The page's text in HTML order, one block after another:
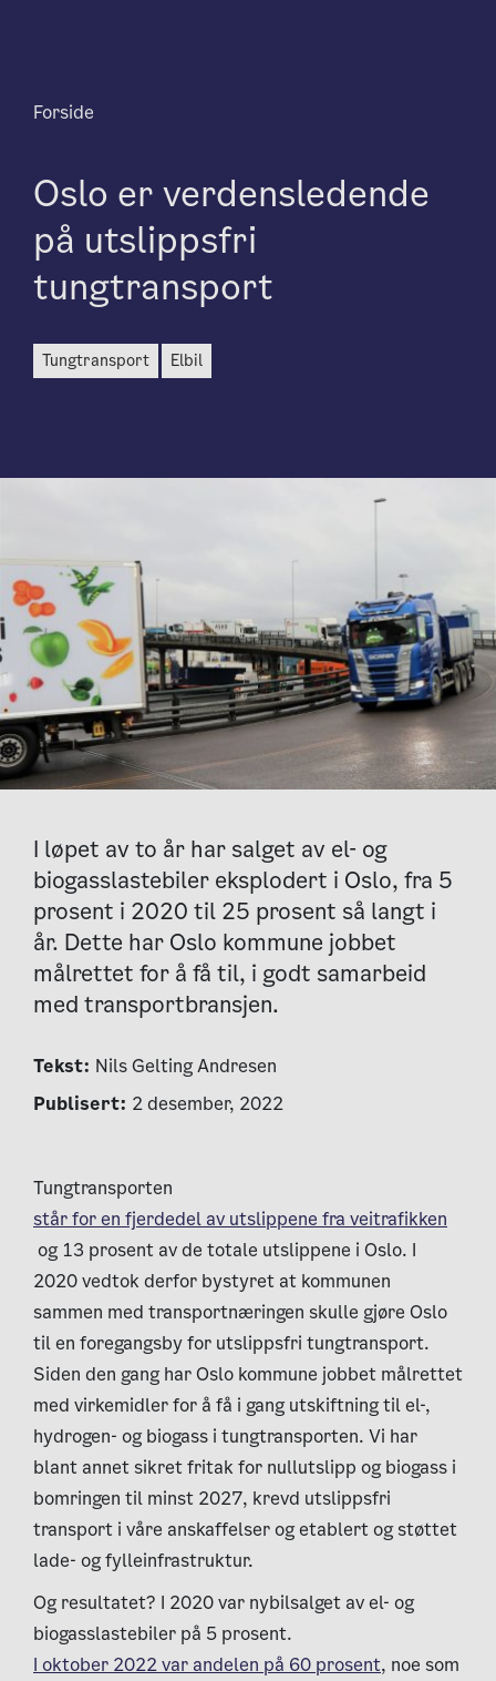
Forside
Oslo er verdensledende
på utslippsfri
tungtransport
tungtransport elbil
I løpet av to år har salget av el- og
biogasslastebiler eksplodert i Oslo, fra 5
prosent i 2020 til 25 prosent så langt i
år. Dette har Oslo kommune jobbet
målrettet for å få til, i godt samarbeid
med transportbransjen.
Tekst: Nils Gelting Andresen
Publisert: 2 desember, 2022
Tungtransporten
står for en fjerdedel av utslippene fra veitrafikken
og 13 prosent av de totale utslippene i Oslo. I
2020 vedtok derfor bystyret at kommunen
sammen med transportnæringen skulle gjøre Oslo
til en foregangsby for utslippsfri tungtransport.
Siden den gang har Oslo kommune jobbet målrettet
med virkemidler for å få i gang utskiftning til el-,
hydrogen- og biogass i tungtransporten. Vi har
blant annet sikret fritak for nullutslipp og biogass i
bomringen til minst 2027, krevd utslippsfri
transport i våre anskaffelser og etablert og støttet
lade- og fylleinfrastruktur.
Og resultatet? I 2020 var nybilsalget av el- og
biogasslastebiler på 5 prosent.
I oktober 2022 var andelen på 60 prosent, noe som